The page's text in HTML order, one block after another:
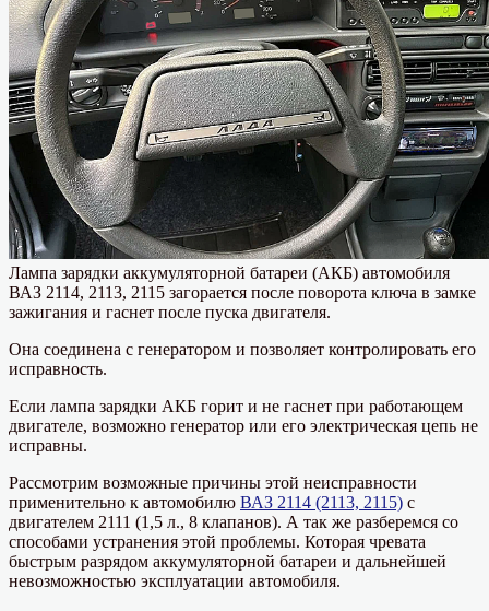
Лампа зарядки аккумуляторной батареи (АКБ) автомобиля
ВАЗ 2114, 2113, 2115 загорается после поворота ключа в замке
зажигания и гаснет после пуска двигателя.
Она соединена с генератором и позволяет контролировать его
исправность.
Если лампа зарядки АКБ горит и не гаснет при работающем
двигателе, возможно генератор или его электрическая цепь не
исправны.
Рассмотрим возможные причины этой неисправности
применительно к автомобилю ВАЗ 2114 (2113, 2115) с
двигателем 2111 (1,5 л., 8 клапанов). А так же разберемся со
способами устранения этой проблемы. Которая чревата
быстрым разрядом аккумуляторной батареи и дальнейшей
невозможностью эксплуатации автомобиля.